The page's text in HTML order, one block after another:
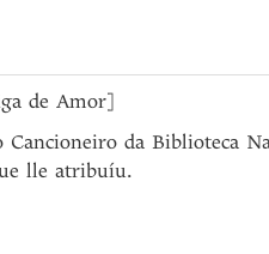
de Amor]
da Biblioteca
lle atribuíu.